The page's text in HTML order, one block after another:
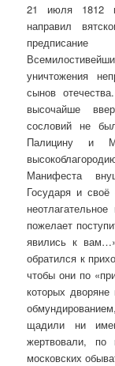
21 июля 1812
направил
уничтожения
сынов
высочайше
сословий не
Палицину и
Манифеста
Государя и своё
пожелает
явились к
обратился к
чтобы они по
которых
щадили ни
жертвовали, по
московских